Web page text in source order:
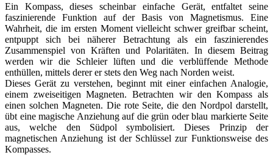
Ein Kompass, dieses scheinbar einfache Gerät, entfaltet seine
faszinierende Funktion auf der Basis von Magnetismus. Eine
Wahrheit, die im ersten Moment vielleicht schwer greifbar scheint,
entpuppt sich bei näherer Betrachtung als ein faszinierendes
Zusammenspiel von Kräften und Polaritäten. In diesem Beitrag
werden wir die Schleier lüften und die verblüffende Methode
enthüllen, mittels derer er stets den Weg nach Norden weist.
Dieses Gerät zu verstehen, beginnt mit einer einfachen Analogie,
einem zweiseitigen Magneten. Betrachten wir den Kompass als
einen solchen Magneten. Die rote Seite, die den Nordpol darstellt,
übt eine magische Anziehung auf die grün oder blau markierte Seite
aus, welche den Südpol symbolisiert. Dieses Prinzip der
magnetischen Anziehung ist der Schlüssel zur Funktionsweise des
Kompasses.